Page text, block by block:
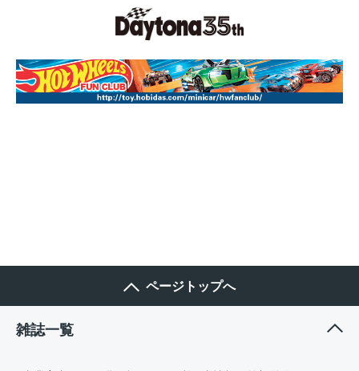
ページトップへ
雑誌一覧